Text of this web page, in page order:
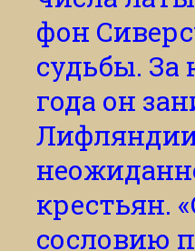
фон
судьбы. За
года он
крестьян.
сословию